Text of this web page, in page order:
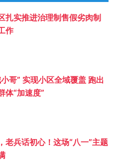
扎实推进治理制售假劣肉制
作
哥” 实现小区全域覆盖 跑出
体“加速度”
老兵话初心！这场“八一”主题